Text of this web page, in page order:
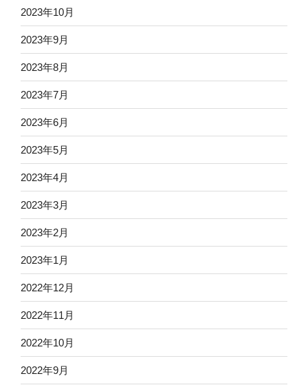
2023年10月
2023年9月
2023年8月
2023年7月
2023年6月
2023年5月
2023年4月
2023年3月
2023年2月
2023年1月
2022年12月
2022年11月
2022年10月
2022年9月